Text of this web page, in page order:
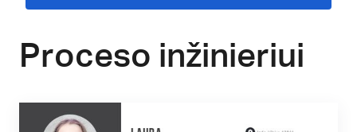
rašymo gidas
Proceso inžinieriui